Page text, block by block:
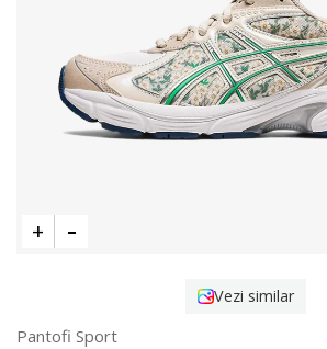
Vezi similar
Pantofi Sport